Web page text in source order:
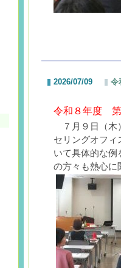
2026/07/09 令
令和８年度 第
７月９日（
セリングオフ
いて具体的な例
の方々も熱心に